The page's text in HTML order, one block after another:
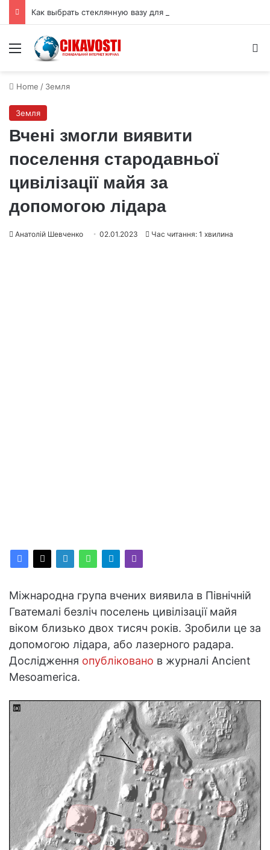
Menu
Home / Земля
Земля
Вчені змогли виявити
поселення стародавньої
цивілізації майя за
допомогою лідара
Анатолій Шевченко 02.01.2023 Час читання: 1 хвилина
Міжнародна група вчених виявила в Північній
Гватемалі безліч поселень цивілізації майя
віком близько двох тисяч років. Зробили це за
допомогою лідара, або лазерного радара.
Дослідження опубліковано в журналі Ancient
Mesoamerica.